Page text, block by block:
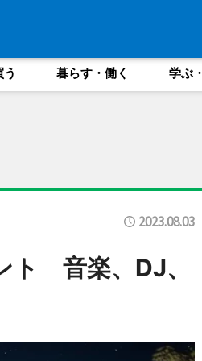
う 暮らす・働く 学ぶ
2023.08.03
ト 音楽、DJ、